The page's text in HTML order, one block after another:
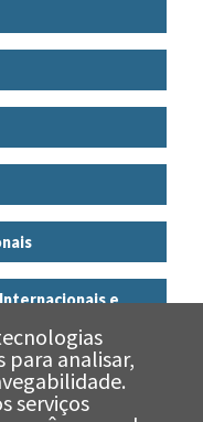
e
para analisar,
serviços